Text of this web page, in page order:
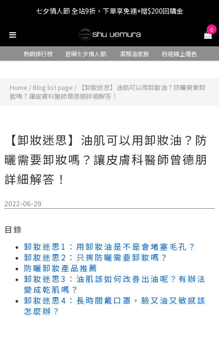
七夕情人節 全站9折，下單享免運+贈$200回購金
七夕情人節 全站9折，下單享免運+贈$200回購金
LINE最高回饋8%，滿$1,500限量贈抹茶潔顏油15ml
七夕情人節 全站9折，下單享免運+贈$200回購金
0
熱銷排行榜 官網七夕情人節 潔顏油家族 粉底線上選色
Home / Blog list page /
【卸妝迷思】油肌可以用卸妝油？防曬需要卸
妝嗎？讓皮膚科醫師曾德朋詳細解答！
【卸妝迷思】油肌可以用卸妝油？防
曬需要卸妝嗎？讓皮膚科醫師曾德朋
詳細解答！
2022-06-29
目錄
卸妝迷思1：用卸妝油是不是會堵塞毛孔？
卸妝迷思2：只擦防曬需要卸妝嗎？
防曬卸妝產品推薦
卸妝迷思3：油肌該如何改善出油呢？有辦法
變成乾肌嗎？
卸妝迷思4：長時間戴口罩，臉又油又敏感該
怎麼辦？